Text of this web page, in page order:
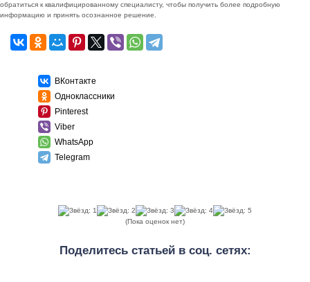
обратиться к квалифицированному специалисту, чтобы получить более подробную
информацию и принять осознанное решение.
ВКонтакте
Одноклассники
Pinterest
Viber
WhatsApp
Telegram
(Пока оценок нет)
Поделитесь статьей в соц. сетях: